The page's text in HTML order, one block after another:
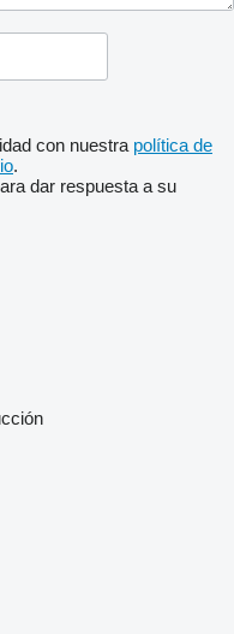
con nuestra política de
.
dar respuesta a su